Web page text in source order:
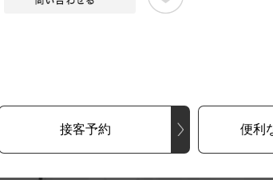
接客予約 便利